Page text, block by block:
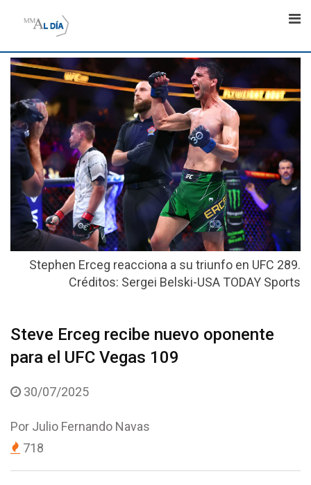
Stephen Erceg reacciona a su triunfo en UFC 289.
Créditos: Sergei Belski-USA TODAY Sports
Steve Erceg recibe nuevo oponente
para el UFC Vegas 109
30/07/2025
Por Julio Fernando Navas
718